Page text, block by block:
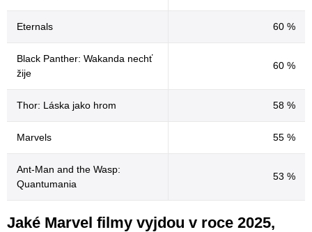
Eternals 60 %
Black Panther: Wakanda nechť
žije
60 %
Thor: Láska jako hrom 58 %
Marvels 55 %
Ant-Man and the Wasp:
Quantumania
53 %
Jaké Marvel filmy vyjdou v roce 2025,